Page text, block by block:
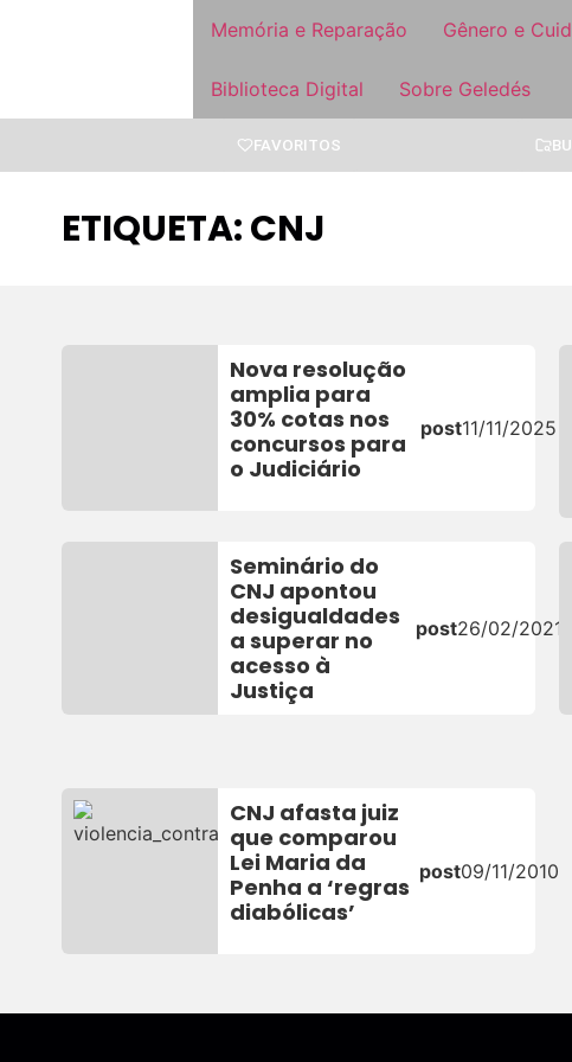
Memória e Reparação Gênero e
Biblioteca Digital Sobre Geledés
FAVORITOS
ETIQUETA: CNJ
Nova resolução
amplia para
30% cotas nos
concursos para
o Judiciário
post11/11/2025
Seminário do
CNJ apontou
desigualdades
a superar no
acesso à
Justiça
post26/02/2021
CNJ afasta juiz
que comparou
Lei Maria da
Penha a ‘regras
diabólicas’
post09/11/2010